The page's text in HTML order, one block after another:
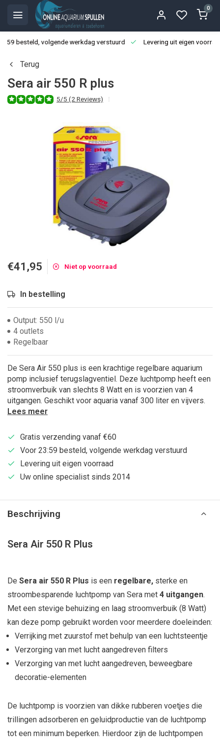
0
besteld, volgende werkdag verstuurd Levering uit eigen
Terug
Sera air 550 R plus
5/5 (2 Reviews)
€41,95 Niet op voorraad
In bestelling
Output: 550 l/u
4 outlets
Regelbaar
De Sera Air 550 plus is een krachtige regelbare aquarium
pomp inclusief terugslagventiel. Deze luchtpomp heeft een
stroomverbuik van slechts 8 Watt en is voorzien van 4
uitgangen. Geschikt voor aquaria vanaf 300 liter en vijvers.
Lees meer
Gratis verzending vanaf €60
Voor 23:59 besteld, volgende werkdag verstuurd
Levering uit eigen voorraad
Uw online specialist sinds 2014
Beschrijving
Sera Air 550 R Plus
De Sera air 550 R Plus is een regelbare, sterke en
stroombesparende luchtpomp van Sera met 4 uitgangen.
Met een stevige behuizing en laag stroomverbuik (8 Watt)
kan deze pomp gebruikt worden voor meerdere doeleinden:
Verrijking met zuurstof met behulp van een luchtsteentje
Verzorging van met lucht aangedreven filters
Verzorging van met lucht aangedreven, beweegbare
decoratie-elementen
De luchtpomp is voorzien van dikke rubberen voetjes die
trillingen adsorberen en geluidproductie van de luchtpomp
tot een minimum beperken. Hierdoor zijn de luchtpompen